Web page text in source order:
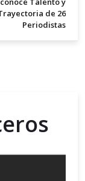
de 26
Periodistas